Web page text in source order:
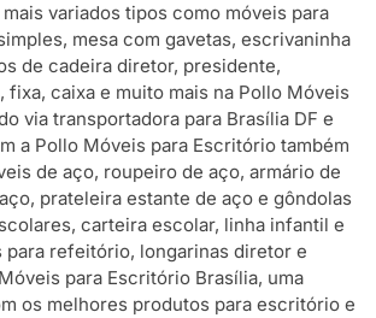
variados tipos como móveis para
mesa com gavetas, escrivaninha
de cadeira diretor, presidente,
fixa, caixa e muito mais na Pollo Móveis
via transportadora para Brasília DF e
a Pollo Móveis para Escritório também
de aço, roupeiro de aço, armário de
prateleira estante de aço e gôndolas
carteira escolar, linha infantil e
para refeitório, longarinas diretor e
para Escritório Brasília, uma
os melhores produtos para escritório e